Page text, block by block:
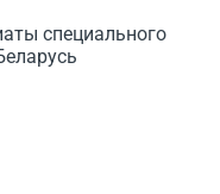
специального